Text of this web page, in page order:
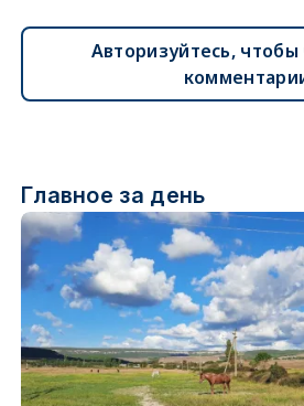
Авторизуйтесь, чтобы
Главное за день